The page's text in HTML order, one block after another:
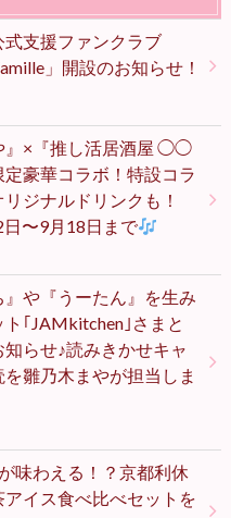
支援ファンクラブ
」開設のお知らせ！
』×『推し活居酒屋 ◯◯
豪華コラボ！特設コラ
ジナルドリンクも！
〜9月18日まで
』や『うーたん』を生み
｢JAMkitchen｣さまと
らせ♪読みきかせキャ
雛乃木まやが担当しま
味わえる！？京都利休
アイス食べ比べセットを